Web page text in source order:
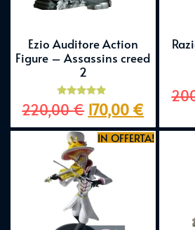
Ezio Auditore Action
Figure – Assassins creed
2
Valutato
5.00
220,00€ 170,00 €
IN OFFERTA!